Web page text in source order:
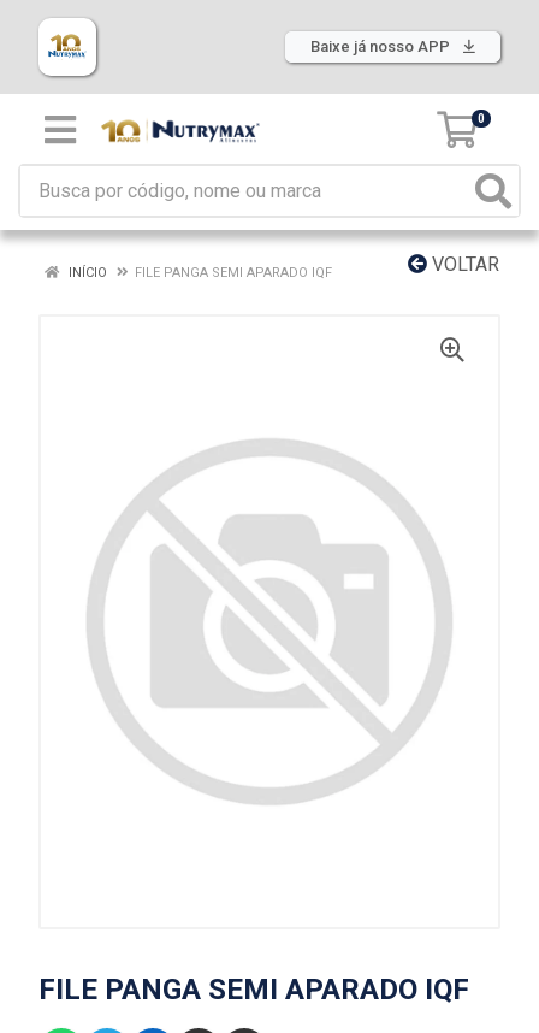
Baixe já nosso APP
0
VOLTAR
INÍCIO FILE PANGA SEMI APARADO IQF
FILE PANGA SEMI APARADO IQF